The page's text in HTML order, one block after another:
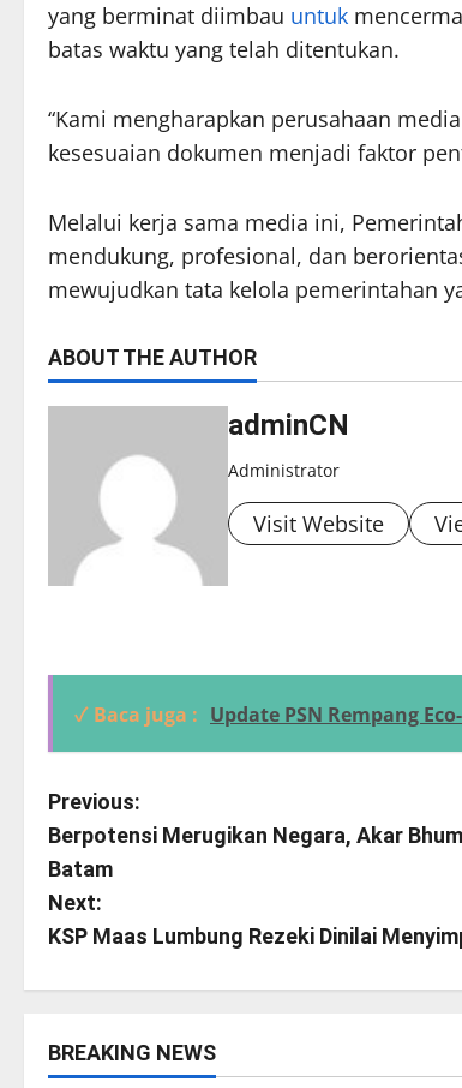
yang berminat diimbau untuk
batas waktu yang telah ditentukan.
“Kami mengharapkan perusahaan
kesesuaian dokumen menjadi faktor
Melalui kerja sama media ini,
mendukung, profesional, dan
mewujudkan tata kelola pemerintahan
ABOUT THE AUTHOR
adminCN
Administrator
Visit Website
✓ Baca juga : Update PSN Rempang
P
o
s
a
Previous:
Berpotensi Merugikan Negara, Akar
Batam
Next:
KSP Maas Lumbung Rezeki Dinilai
BREAKING NEWS